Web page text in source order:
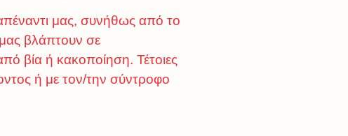
μας, συνήθως από το
βλάπτουν σε
βία ή κακοποίηση. Τέτοιες
ή με τον/την σύντροφο